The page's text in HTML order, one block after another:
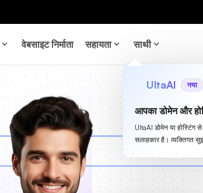
वेबसाइट निर्माता सहायता साथी
UltaAI नया
आपका डोमेन और
UltaAI डोमेन या होस्टिंग
सलाहकार है। व्यक्तिगत